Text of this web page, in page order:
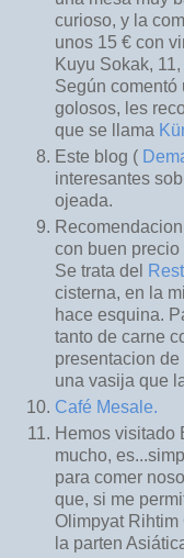
curioso, y la
unos 15 € con
Kuyu Sokak,
Según comentó
golosos, les
que se llama
Este blog (
interesantes
ojeada.
con buen precio
Se trata del
cisterna, en la
hace esquina.
tanto de carne
presentacion
una vasija que
Café Mesale.
Hemos visitado
mucho,
para comer
que, si me
Olimpyat Rihtim
la parten